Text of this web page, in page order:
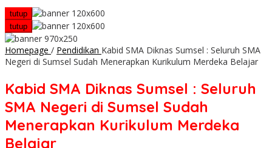
tutup
tutup
Homepage / Pendidikan Kabid SMA Diknas Sumsel : Seluruh SMA
Negeri di Sumsel Sudah Menerapkan Kurikulum Merdeka Belajar
Kabid SMA Diknas Sumsel : Seluruh
SMA Negeri di Sumsel Sudah
Menerapkan Kurikulum Merdeka
Belajar